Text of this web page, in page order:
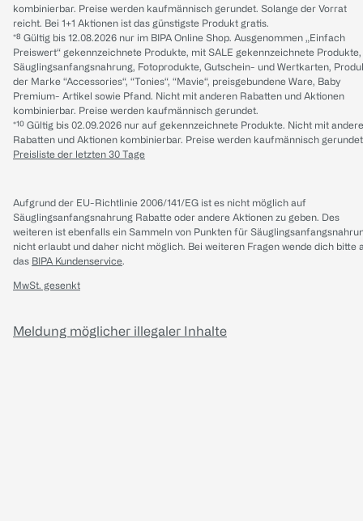
kombinierbar. Preise werden kaufmännisch gerundet. Solange der Vorrat
reicht. Bei 1+1 Aktionen ist das günstigste Produkt gratis.
*⁸ Gültig bis 12.08.2026 nur im BIPA Online Shop. Ausgenommen „Einfach
Preiswert“ gekennzeichnete Produkte, mit SALE gekennzeichnete Produkte,
Säuglingsanfangsnahrung, Fotoprodukte, Gutschein- und Wertkarten,
der Marke “Accessories“, “Tonies“, “Mavie“, preisgebundene Ware, Baby
Premium- Artikel sowie Pfand. Nicht mit anderen Rabatten und Aktionen
kombinierbar. Preise werden kaufmännisch gerundet.
*¹⁰ Gültig bis 02.09.2026 nur auf gekennzeichnete Produkte. Nicht mit
Rabatten und Aktionen kombinierbar. Preise werden kaufmännisch
Preisliste der letzten 30 Tage
Aufgrund der EU-Richtlinie 2006/141/EG ist es nicht möglich auf
Säuglingsanfangsnahrung Rabatte oder andere Aktionen zu geben. Des
weiteren ist ebenfalls ein Sammeln von Punkten für
nicht erlaubt und daher nicht möglich. Bei weiteren Fragen wende dich bitte
das BIPA Kundenservice.
MwSt. gesenkt
Meldung möglicher illegaler Inhalte